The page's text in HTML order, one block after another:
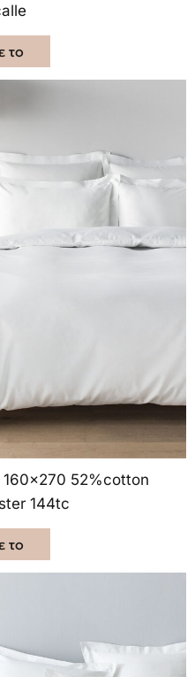
το
160×270 52%cotton
144tc
το